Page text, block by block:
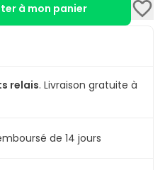
à mon panier
relais. Livraison gratuite à
de 14 jours